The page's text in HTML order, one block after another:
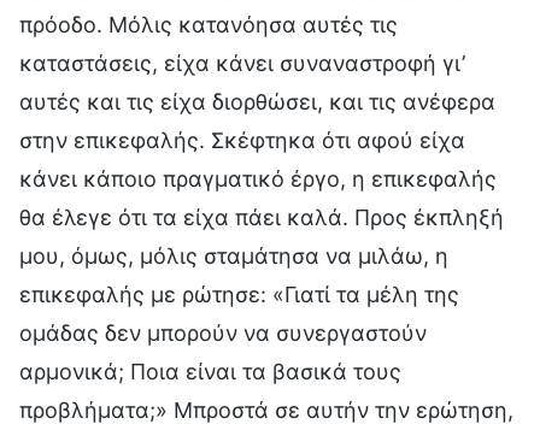
πρόοδο. Μόλις κατανόησα αυτές τις
καταστάσεις, είχα κάνει συναναστροφή γι’
αυτές και τις είχα διορθώσει, και τις ανέφερα
στην επικεφαλής. Σκέφτηκα ότι αφού είχα
κάνει κάποιο πραγματικό έργο, η επικεφαλής
θα έλεγε ότι τα είχα πάει καλά. Προς έκπληξή
μου, όμως, μόλις σταμάτησα να μιλάω, η
επικεφαλής με ρώτησε: «Γιατί τα μέλη της
ομάδας δεν μπορούν να συνεργαστούν
αρμονικά; Ποια είναι τα βασικά τους
προβλήματα;» Μπροστά σε αυτήν την ερώτηση,